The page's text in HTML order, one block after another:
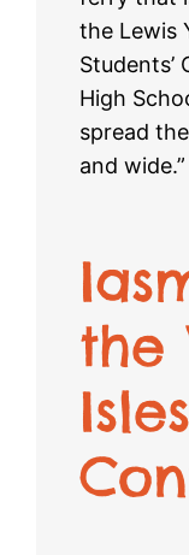
the Lewis
Students’
High
spread
and wide.”
the